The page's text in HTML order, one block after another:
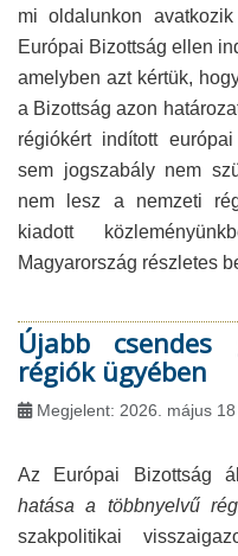
mi oldalunkon
Európai Bizottság ellen
amelyben azt kértük,
a Bizottság azon
régiókért indított
sem jogszabály nem
nem lesz a nemzeti
kiadott
Magyarország részletes
Újabb csendes
régiók ügyében
Megjelent: 2026. május 18
Az Európai Bizottság
hatása a többnyelvű
szakpolitikai